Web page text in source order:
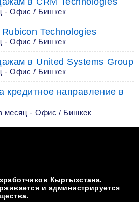
- Офис / Бишкек
Technologies
- Офис / Бишкек
в United Systems Group
- Офис / Бишкек
кредитное направление в
месяц - Офис / Бишкек
Кыргызстана.
и администрируется